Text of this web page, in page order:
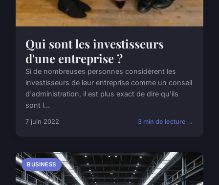
Qui sont les investisseurs
d'une entreprise ?
Si de nombreuses personnes considèrent les
investisseurs de leur entreprise comme un conseil
d'administration, il est plus exact de dire qu'ils
sont l...
7 juin 2022 3 min de lecture →
BUSINESS